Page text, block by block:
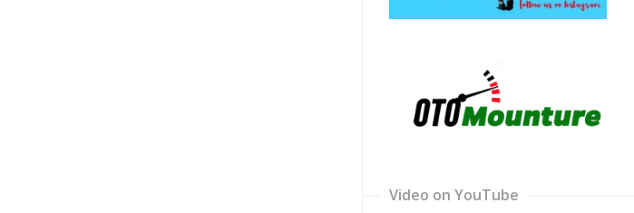
Video on YouTube